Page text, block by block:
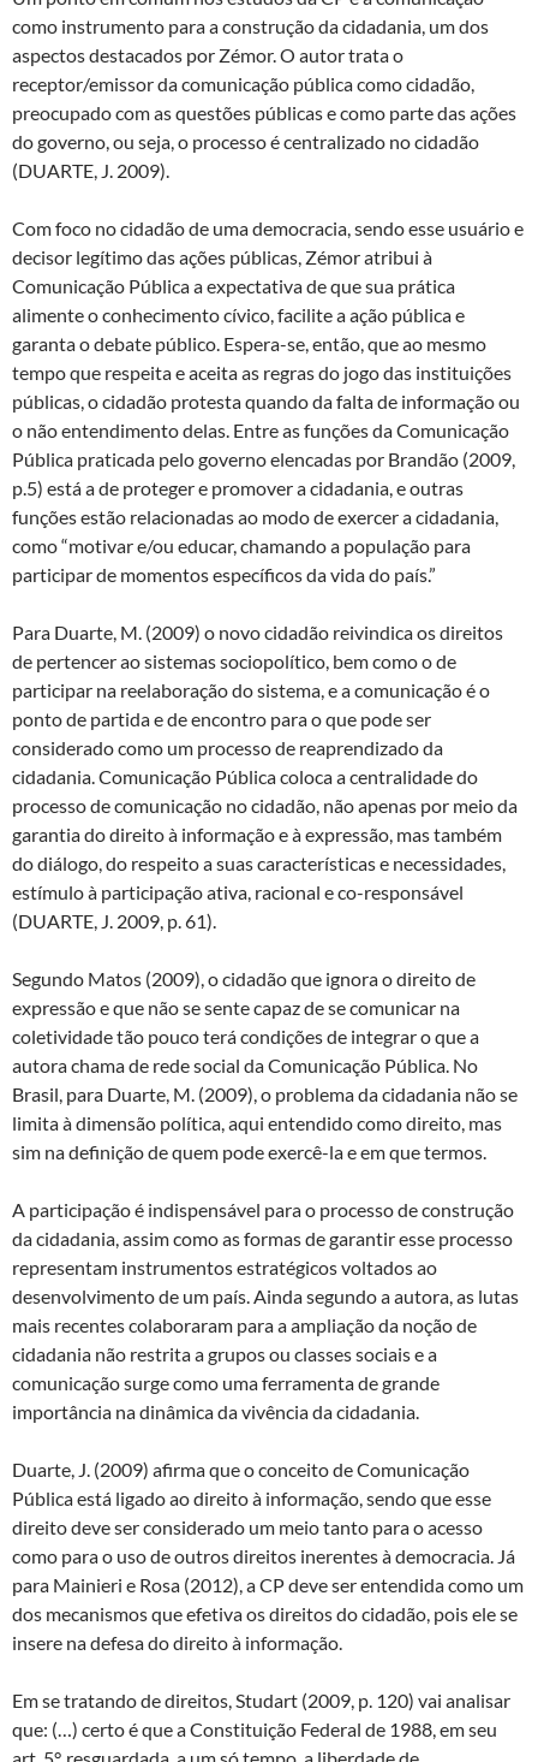
como instrumento para a construção da cidadania, um dos
aspectos destacados por Zémor. O autor trata o
receptor/emissor da comunicação pública como cidadão,
preocupado com as questões públicas e como parte das ações
do governo, ou seja, o processo é centralizado no cidadão
(DUARTE, J. 2009).
Com foco no cidadão de uma democracia, sendo esse usuário e
decisor legítimo das ações públicas, Zémor atribui à
Comunicação Pública a expectativa de que sua prática
alimente o conhecimento cívico, facilite a ação pública e
garanta o debate público. Espera-se, então, que ao mesmo
tempo que respeita e aceita as regras do jogo das instituições
públicas, o cidadão protesta quando da falta de informação ou
o não entendimento delas. Entre as funções da Comunicação
Pública praticada pelo governo elencadas por Brandão (2009,
p.5) está a de proteger e promover a cidadania, e outras
funções estão relacionadas ao modo de exercer a cidadania,
como “motivar e/ou educar, chamando a população para
participar de momentos específicos da vida do país.”
Para Duarte, M. (2009) o novo cidadão reivindica os direitos
de pertencer ao sistemas sociopolítico, bem como o de
participar na reelaboração do sistema, e a comunicação é o
ponto de partida e de encontro para o que pode ser
considerado como um processo de reaprendizado da
cidadania. Comunicação Pública coloca a centralidade do
processo de comunicação no cidadão, não apenas por meio da
garantia do direito à informação e à expressão, mas também
do diálogo, do respeito a suas características e necessidades,
estímulo à participação ativa, racional e co-responsável
(DUARTE, J. 2009, p. 61).
Segundo Matos (2009), o cidadão que ignora o direito de
expressão e que não se sente capaz de se comunicar na
coletividade tão pouco terá condições de integrar o que a
autora chama de rede social da Comunicação Pública. No
Brasil, para Duarte, M. (2009), o problema da cidadania não se
limita à dimensão política, aqui entendido como direito, mas
sim na definição de quem pode exercê-la e em que termos.
A participação é indispensável para o processo de construção
da cidadania, assim como as formas de garantir esse processo
representam instrumentos estratégicos voltados ao
desenvolvimento de um país. Ainda segundo a autora, as lutas
mais recentes colaboraram para a ampliação da noção de
cidadania não restrita a grupos ou classes sociais e a
comunicação surge como uma ferramenta de grande
importância na dinâmica da vivência da cidadania.
Duarte, J. (2009) afirma que o conceito de Comunicação
Pública está ligado ao direito à informação, sendo que esse
direito deve ser considerado um meio tanto para o acesso
como para o uso de outros direitos inerentes à democracia. Já
para Mainieri e Rosa (2012), a CP deve ser entendida como um
dos mecanismos que efetiva os direitos do cidadão, pois ele se
insere na defesa do direito à informação.
Em se tratando de direitos, Studart (2009, p. 120) vai analisar
que: (…) certo é que a Constituição Federal de 1988, em seu